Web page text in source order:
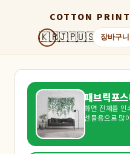
COTTON PRINT
🇰🇷🇯🇵🇺🇸 장바구니
패브릭포
화면 전체를
선물용으로 많